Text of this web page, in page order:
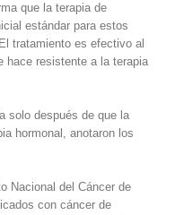
que la terapia de
estándar para estos
tratamiento es efectivo al
hace resistente a la terapia
solo después de que la
hormonal, anotaron los
Nacional del Cáncer de
con cáncer de